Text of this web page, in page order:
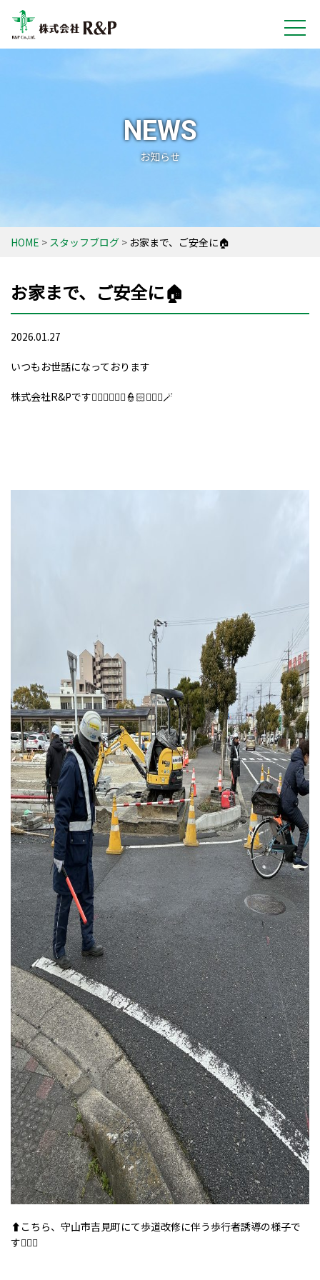
NEWS
お知らせ
HOME スタッフブログ お家まで、ご安全に🏠
お家まで、ご安全に🏠
2026.01.27
いつもお世話になっております
株式会社R&Pです👮🏻‍♂️👮🏻‍♀️👮🏻👮🏼‍♂️🪄
⬆️こちら、守山市吉見町にて歩道改修に伴う歩行者誘導の様子で
す💁🏻‍♀️